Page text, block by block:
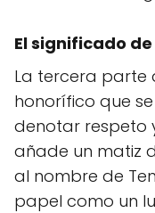
El significado de
La tercera parte
honorífico que
denotar respeto
añade un matiz
al nombre de
papel como un